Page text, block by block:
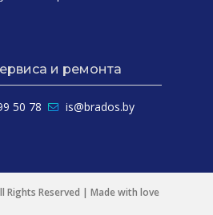
и ремонта
50 78 is@brados.by
Reserved | Made with love